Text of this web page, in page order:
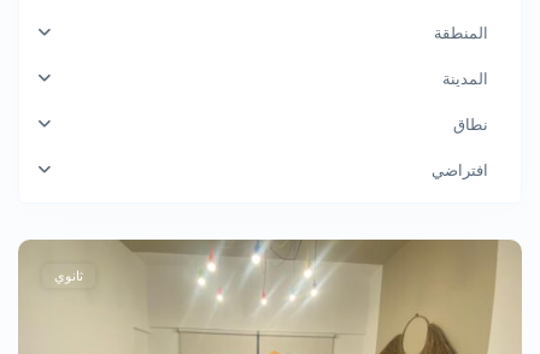
المنطقة
المدينة
نطاق
افتراضي
ثانوي